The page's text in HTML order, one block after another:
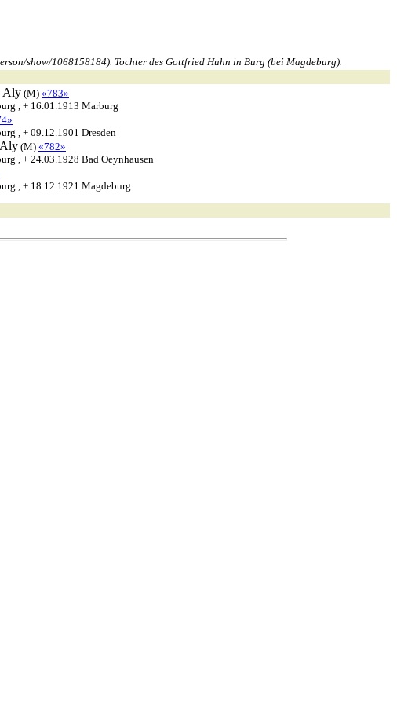
show/1068158184). Tochter des Gottfried Huhn in Burg (bei Magdeburg).
Aly (M) «783»
, + 16.01.1913 Marburg
, + 09.12.1901 Dresden
Aly (M) «782»
, + 24.03.1928 Bad Oeynhausen
, + 18.12.1921 Magdeburg